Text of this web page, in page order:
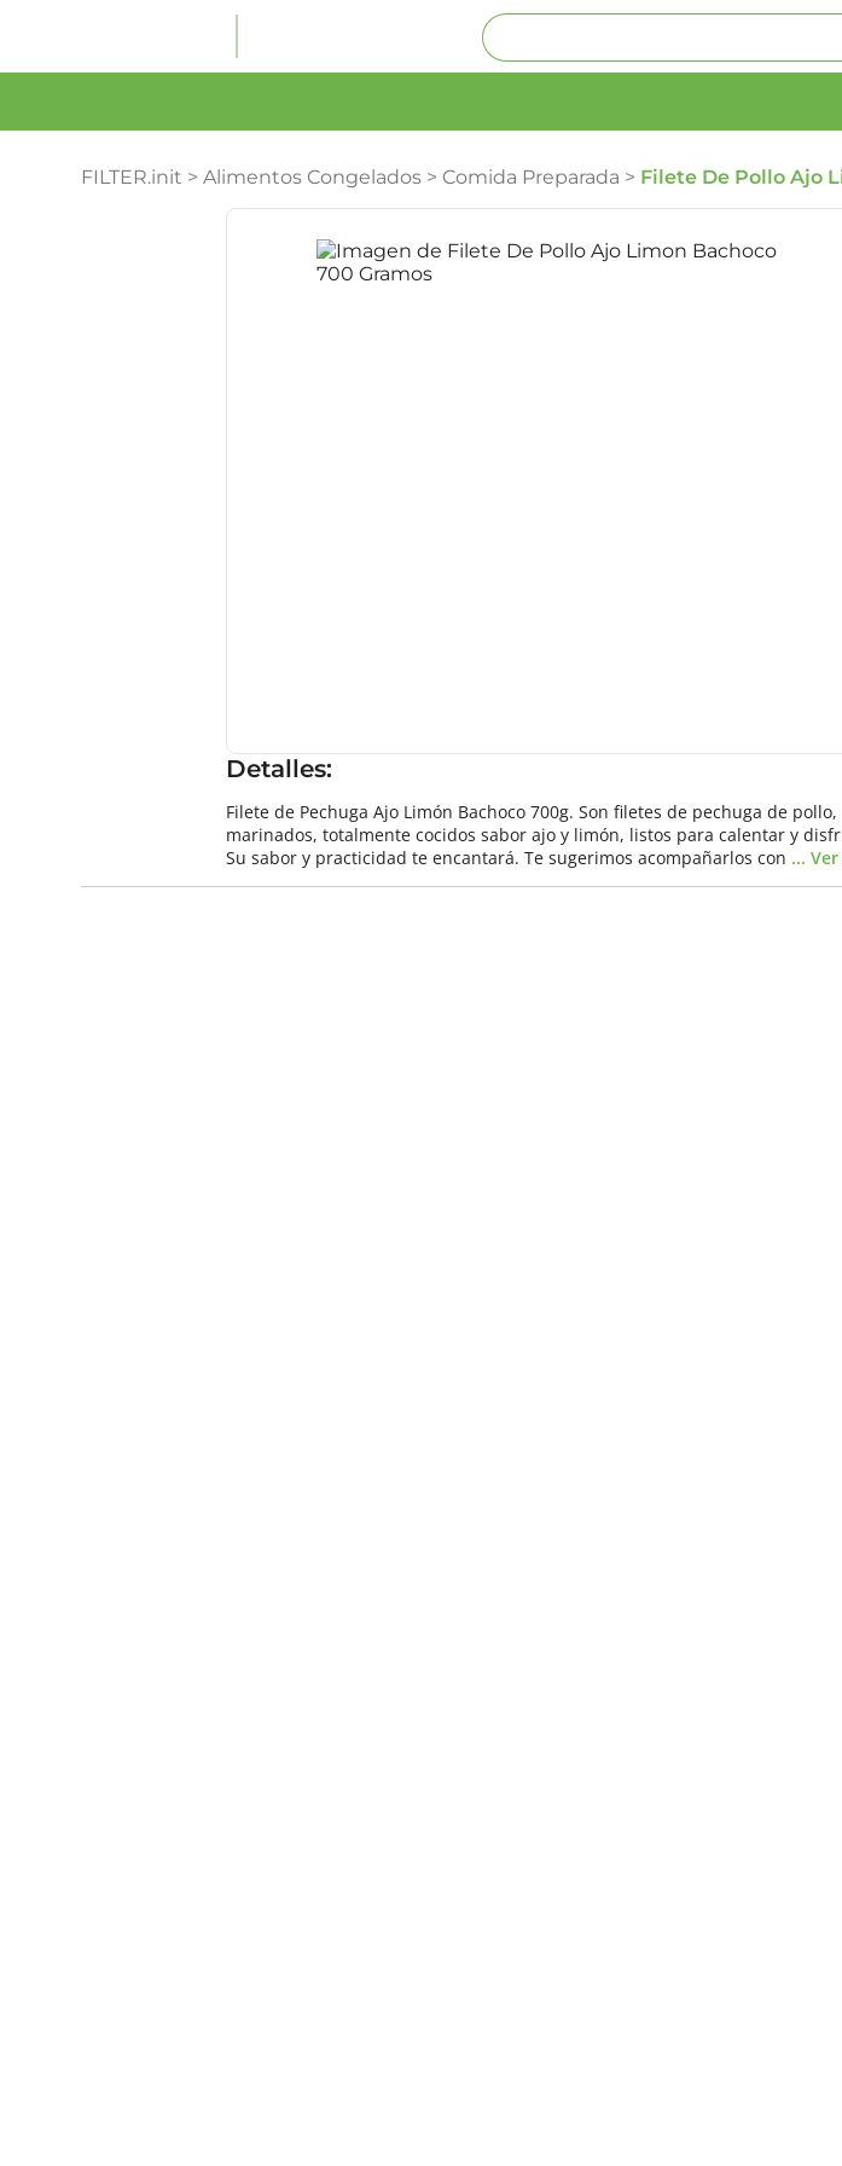
FILTER.init >Alimentos Congelados > Comida Preparada > Filete De Pollo Ajo
Detalles:
Filete de Pechuga Ajo Limón Bachoco 700g. Son filetes de pechuga de pollo,
marinados, totalmente cocidos sabor ajo y limón, listos para calentar y
Su sabor y practicidad te encantará. Te sugerimos acompañarlos con ...